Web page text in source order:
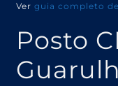
Verguia completo
Posto